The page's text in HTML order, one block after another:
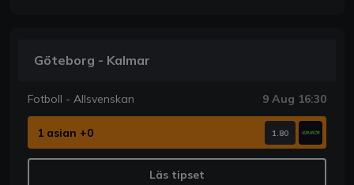
Göteborg - Kalmar
Fotboll - Allsvenskan 9 Aug 16:30
1 asian +0 1.80
Läs tipset